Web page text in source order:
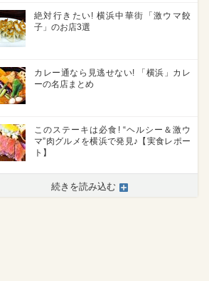
絶対行きたい! 横浜中華街「激ウマ餃
子」のお店3選
カレー通なら見逃せない! 「横浜」カレ
ーの名店まとめ
このステーキは必食! “ヘルシー＆激ウ
マ”肉グルメを横浜で発見♪【実食レポー
ト】
続きを読み込む